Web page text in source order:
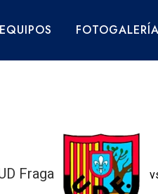
EQUIPOS FOTOGALERÍA
Fraga